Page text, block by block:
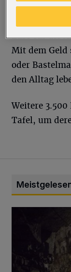
einigen
„Alter in
Euro für die
Mit dem
oder
den Alltag
Weitere
Tafel, um